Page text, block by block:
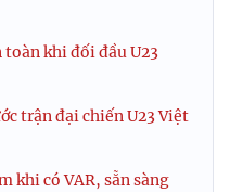
toàn khi đối đầu U23
trận đại chiến U23 Việt
khi có VAR, sẵn sàng